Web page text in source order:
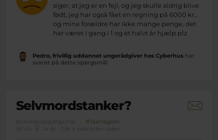
siger, at jeg er en fejl, og jeg skulle aldrig blive
født, jeg har også fået en regning på 6000 kr.,
og mine forældre har ikke mange penge, det
har været i gang i 1 og et halvt år hjælp plz
Pedro, frivillig uddannet ungerådgiver hos Cyberhushar
svaret på dette spørgsmål
Selvmordstanker?
Brevkassespørgsmål
#Teenageliv
Af Vic
14 år · 3 år 4 måneder siden